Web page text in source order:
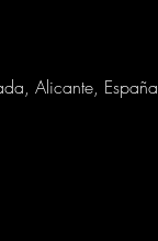
Alicante, España